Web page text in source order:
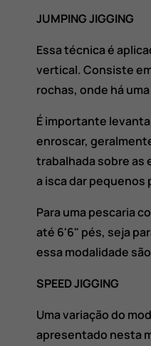
JUMPING JIGGING
Essa técnica é
vertical. Consiste
rochas, onde há
É importante
enroscar,
trabalhada sobre as
a isca dar pequenos
Para uma pescaria
até 6'6" pés, seja
essa modalidade
SPEED JIGGING
Uma variação do
apresentado nesta